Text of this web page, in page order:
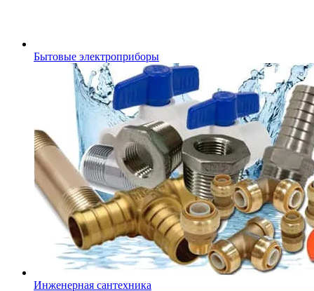
Бытовые электроприборы
Инженерная сантехника